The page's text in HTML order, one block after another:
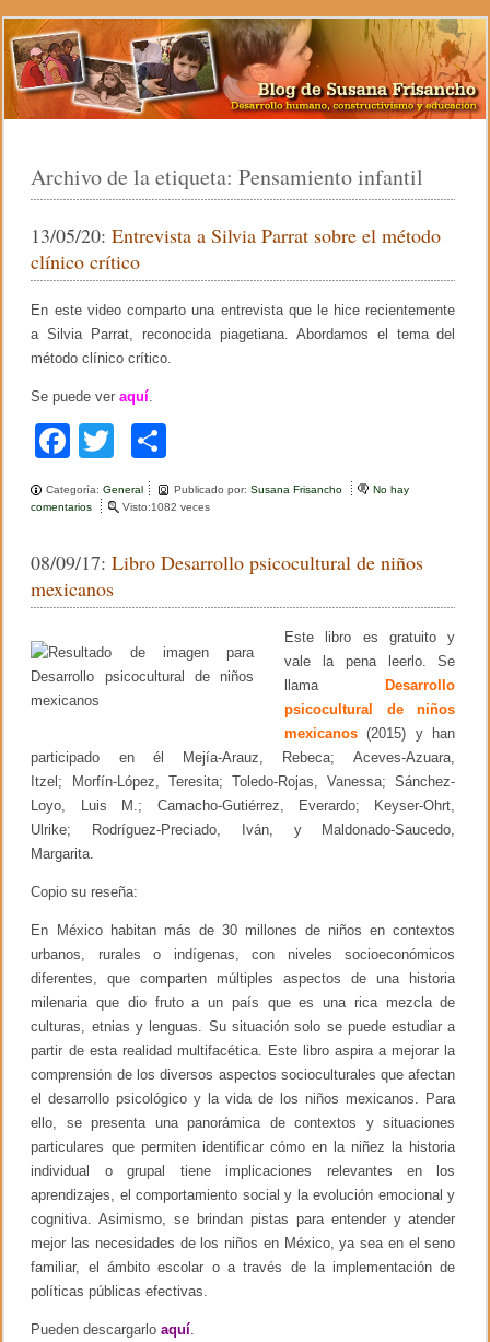
Archivo de la etiqueta:Pensamiento infantil
13/05/20:Entrevista a Silvia Parrat sobre el método
clínico crítico
En este video comparto una entrevista que le hice recientemente
a Silvia Parrat, reconocida piagetiana. Abordamos el tema del
método clínico crítico.
Se puede veraquí
F
a
c
b
o
o
k
wi
tt
o
m
ar
tir
Categoría:General Publicado por:Susana Frisancho
No hay
comentarios
n
r
e
t
a
v
i
a
a
r
t
e
l
m
t
o
o
l
í
n
c
c
í
Visto:1082 veces
08/09/17:Libro Desarrollo psicocultural de niños
mexicanos
Este libro es gratuito y
vale la pena leerlo. Se
llama
Desarrollo
psicocultural de niños
mexicanos(2015) y han
participado en él Mejía-Arauz, Rebeca; Aceves-Azuara,
Itzel; Morfín-López, Teresita; Toledo-Rojas, Vanessa; Sánchez-
Loyo, Luis M.; Camacho-Gutiérrez, Everardo; Keyser-Ohrt,
Ulrike; Rodríguez-Preciado, Iván, y Maldonado-Saucedo,
Margarita.
Copio su reseña:
En México habitan más de 30 millones de niños en contextos
urbanos, rurales o indígenas, con niveles socioeconómicos
diferentes, que comparten múltiples aspectos de una historia
milenaria que dio fruto a un país que es una rica mezcla de
culturas, etnias y lenguas. Su situación solo se puede estudiar a
partir de esta realidad multifacética. Este libro aspira a mejorar la
comprensión de los diversos aspectos socioculturales que afectan
el desarrollo psicológico y la vida de los niños mexicanos. Para
ello, se presenta una panorámica de contextos y situaciones
particulares que permiten identificar cómo en la niñez la historia
individual o grupal tiene implicaciones relevantes en los
aprendizajes, el comportamiento social y la evolución emocional y
cognitiva. Asimismo, se brindan pistas para entender y atender
mejor las necesidades de los niños en México, ya sea en el seno
familiar, el ámbito escolar o a través de la implementación de
políticas públicas efectivas.
Pueden descargarloaquí